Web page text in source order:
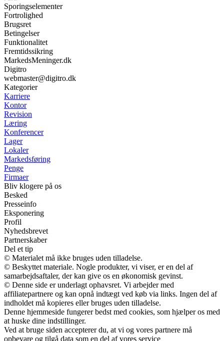
Sporingselementer
Fortrolighed
Brugsret
Betingelser
Funktionalitet
Fremtidssikring
MarkedsMeninger.dk
Digitro
webmaster@digitro.dk
Kategorier
Karriere
Kontor
Revision
Læring
Konferencer
Lager
Lokaler
Markedsføring
Penge
Firmaer
Bliv klogere på os
Besked
Presseinfo
Eksponering
Profil
Nyhedsbrevet
Partnerskaber
Del et tip
© Materialet må ikke bruges uden tilladelse.
© Beskyttet materiale. Nogle produkter, vi viser, er en del af
samarbejdsaftaler, der kan give os en økonomisk gevinst.
© Denne side er underlagt ophavsret. Vi arbejder med
affiliatepartnere og kan opnå indtægt ved køb via links. Ingen del af
indholdet må kopieres eller bruges uden tilladelse.
Denne hjemmeside fungerer bedst med cookies, som hjælper os med
at huske dine indstillinger.
Ved at bruge siden accepterer du, at vi og vores partnere må
opbevare og tilgå data som en del af vores service